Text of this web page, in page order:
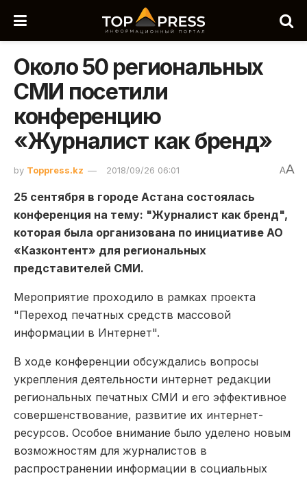
Около 50 региональных
СМИ посетили
конференцию
«Журналист как бренд»
by Toppress.kz 2018/09/26 06:01 AA
25 сентября в городе Астана состоялась
конференция на тему: "Журналист как бренд",
которая была организована по инициативе АО
«Казконтент» для региональных
представителей СМИ.
Мероприятие проходило в рамках проекта
"Переход печатных средств массовой
информации в Интернет".
В ходе конференции обсуждались вопросы
укрепления деятельности интернет редакции
региональных печатных СМИ и его эффективное
совершенствование, развитие их интернет-
ресурсов. Особое внимание было уделено новым
возможностям для журналистов в
распространении информации в социальных